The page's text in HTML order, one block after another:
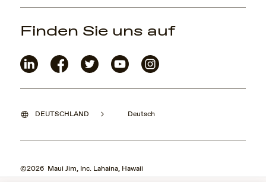
DEUTSCHLAND Deutsch
©2026 Maui Jim, Inc. Lahaina, Hawaii
Finden Sie uns auf